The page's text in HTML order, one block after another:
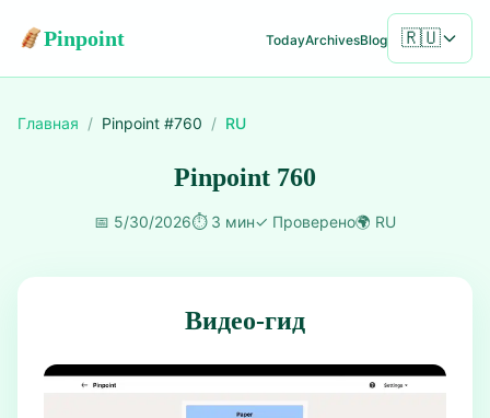
Pinpoint TodayArchivesBlog 🇷🇺
Главная / Pinpoint #760 / RU
Pinpoint 760
📅 5/30/2026⏱️ 3 мин✓ Проверено🌍 RU
Видео-гид